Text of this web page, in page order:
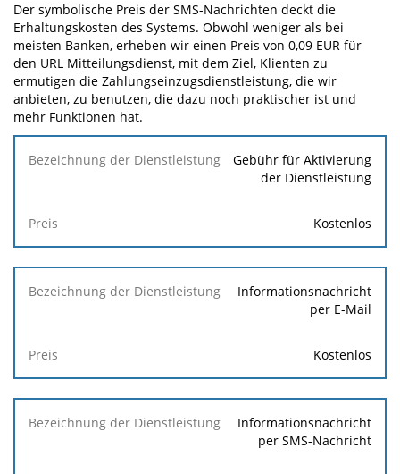
Der symbolische Preis der SMS-Nachrichten deckt die
Erhaltungskosten des Systems. Obwohl weniger als bei
meisten Banken, erheben wir einen Preis von 0,09 EUR für
den URL Mitteilungsdienst, mit dem Ziel, Klienten zu
ermutigen die Zahlungseinzugsdienstleistung, die wir
anbieten, zu benutzen, die dazu noch praktischer ist und
mehr Funktionen hat.
Bezeichnung
Gebühr für Aktivierung
der Dienstleistung
Kostenlos
Informationsnachricht
per E-Mail
Kostenlos
Informationsnachricht
per SMS-Nachricht